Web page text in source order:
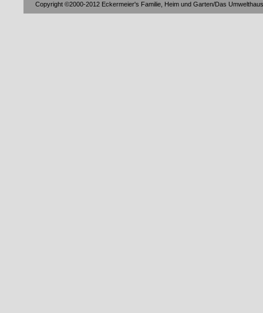
Copyright ©2000-2012 Eckermeier's Familie, Heim und Garten/Das